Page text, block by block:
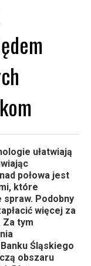
ułatwiają
połowa jest
które
spraw. Podobny
więcej za
Za tym
Śląskiego
obszaru